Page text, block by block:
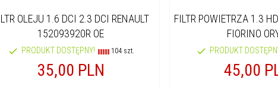
OLEJU 1.6 DCI 2.3 DCI RENAULT
152093920R OE
PRODUKT DOSTĘPNY! 104 szt.
35,00 PLN
FILTR POWIETRZA 1.3
FIORINO
PRODUKT
45,00